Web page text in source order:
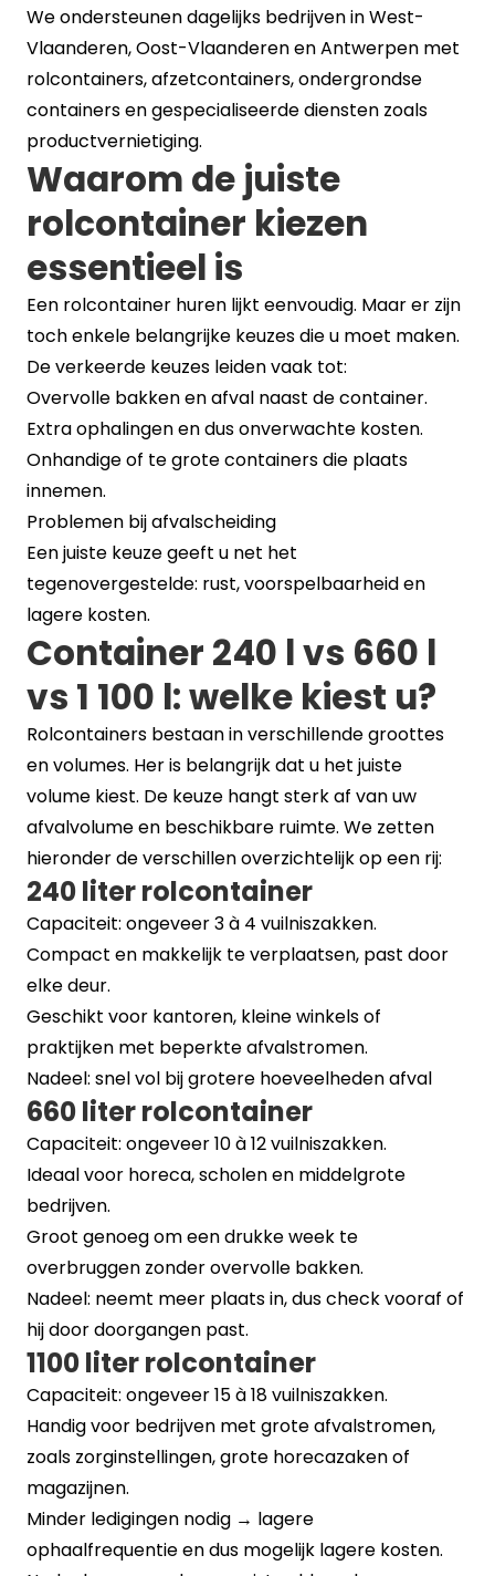
We ondersteunen dagelijks bedrijven in West-
Vlaanderen, Oost-Vlaanderen en Antwerpen met
rolcontainers, afzetcontainers, ondergrondse
containers en gespecialiseerde diensten zoals
productvernietiging.
Waarom de juiste
rolcontainer kiezen
essentieel is
Een rolcontainer huren lijkt eenvoudig. Maar er zijn
toch enkele belangrijke keuzes die u moet maken.
De verkeerde keuzes leiden vaak tot:
Overvolle bakken en afval naast de container.
Extra ophalingen en dus onverwachte kosten.
Onhandige of te grote containers die plaats
innemen.
Problemen bij afvalscheiding
Een juiste keuze geeft u net het
tegenovergestelde: rust, voorspelbaarheid en
lagere kosten.
Container 240 l vs 660 l
vs 1 100 l: welke kiest u?
Rolcontainers bestaan in verschillende groottes
en volumes. Her is belangrijk dat u het juiste
volume kiest. De keuze hangt sterk af van uw
afvalvolume en beschikbare ruimte. We zetten
hieronder de verschillen overzichtelijk op een rij:
240 liter rolcontainer
Capaciteit: ongeveer 3 à 4 vuilniszakken.
Compact en makkelijk te verplaatsen, past door
elke deur.
Geschikt voor kantoren, kleine winkels of
praktijken met beperkte afvalstromen.
Nadeel: snel vol bij grotere hoeveelheden afval
660 liter rolcontainer
Capaciteit: ongeveer 10 à 12 vuilniszakken.
Ideaal voor horeca, scholen en middelgrote
bedrijven.
Groot genoeg om een drukke week te
overbruggen zonder overvolle bakken.
Nadeel: neemt meer plaats in, dus check vooraf of
hij door doorgangen past.
1100 liter rolcontainer
Capaciteit: ongeveer 15 à 18 vuilniszakken.
Handig voor bedrijven met grote afvalstromen,
zoals zorginstellingen, grote horecazaken of
magazijnen.
Minder ledigingen nodig → lagere
ophaalfrequentie en dus mogelijk lagere kosten.